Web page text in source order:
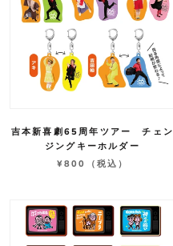
吉本新喜劇65周年ツアー チェン
ジングキーホルダー
¥800
（税込）